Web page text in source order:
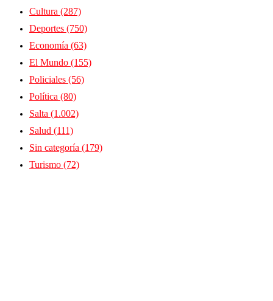
Cultura (287)
Deportes (750)
Economía (63)
El Mundo (155)
Policiales (56)
Política (80)
Salta (1.002)
Salud (111)
Sin categoría (179)
Turismo (72)